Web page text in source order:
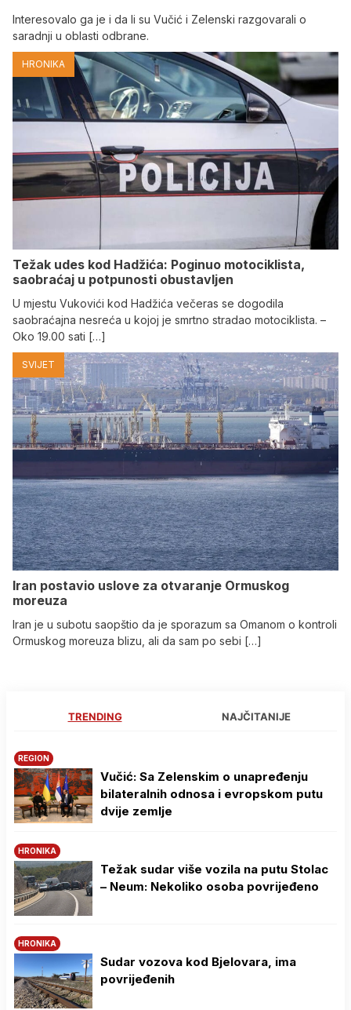
Interesovalo ga je i da li su Vučić i Zelenski razgovarali o
saradnji u oblasti odbrane.
HRONIKA
Težak udes kod Hadžića: Poginuo motociklista,
saobraćaj u potpunosti obustavljen
U mjestu Vukovići kod Hadžića večeras se dogodila
saobraćajna nesreća u kojoj je smrtno stradao motociklista. –
Oko 19.00 sati […]
SVIJET
Iran postavio uslove za otvaranje Ormuskog
moreuza
Iran je u subotu saopštio da je sporazum sa Omanom o kontroli
Ormuskog moreuza blizu, ali da sam po sebi […]
TRENDING NAJČITANIJE
REGION
Vučić: Sa Zelenskim o unapređenju
bilateralnih odnosa i evropskom putu
dvije zemlje
HRONIKA
Težak sudar više vozila na putu Stolac
– Neum: Nekoliko osoba povrijeđeno
HRONIKA
Sudar vozova kod Bjelovara, ima
povrijeđenih